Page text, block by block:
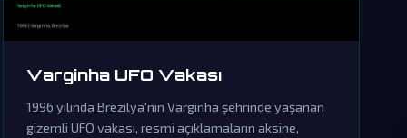
Varginha UFO Vakası
1996 yılında Brezilya'nın Varginha şehrinde yaşanan
gizemli UFO vakası, resmi açıklamaların aksine,